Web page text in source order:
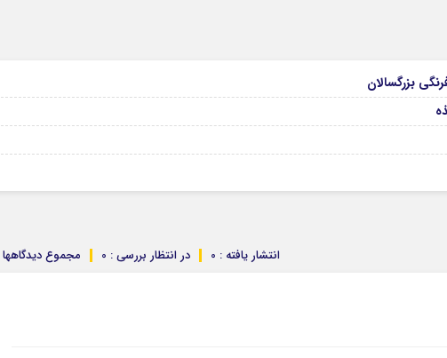
مجموع دیدگاهها در انتظار بررسی : 0 انتشار یافته : 0